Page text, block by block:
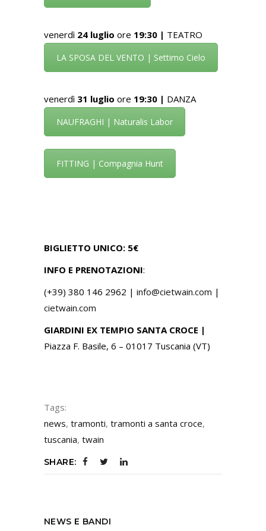
venerdì 24 luglio ore 19:30 | TEATRO
LA SPOSA DEL VENTO | Settimo Cielo
venerdì 31 luglio ore 19:30 | DANZA
NAUFRAGHI | Naturalis Labor
FITTING | Compagnia Hunt
BIGLIETTO UNICO: 5€
INFO E PRENOTAZIONI:
(+39) 380 146 2962 | info@cietwain.com |
cietwain.com
GIARDINI EX TEMPIO SANTA CROCE |
Piazza F. Basile, 6 – 01017 Tuscania (VT)
Tags:
news, tramonti, tramonti a santa croce,
tuscania, twain
SHARE:
NEWS E BANDI